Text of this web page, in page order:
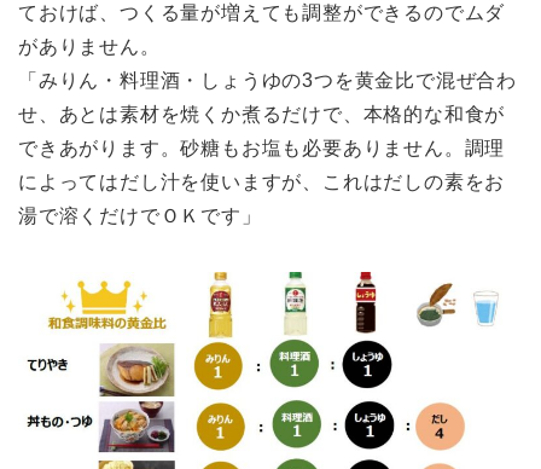
ておけば、つくる量が増えても調整ができるのでムダ
がありません。
「みりん・料理酒・しょうゆの3つを黄金比で混ぜ合わ
せ、あとは素材を焼くか煮るだけで、本格的な和食が
できあがります。砂糖もお塩も必要ありません。調理
によってはだし汁を使いますが、これはだしの素をお
湯で溶くだけでＯＫです」